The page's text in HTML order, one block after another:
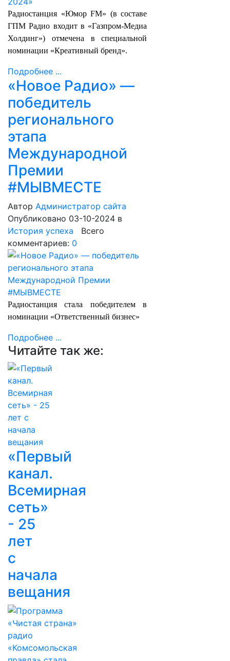
Радиостанция «Юмор FM» (в составе
ГПМ Радио входит в «Газпром-Медиа
Холдинг») отмечена в специальной
номинации «Креативный бренд».
Подробнее ...
«Новое Радио» —
победитель
регионального
этапа
Международной
Премии
#МЫВМЕСТЕ
Автор Администратор сайта
Опубликовано 03-10-2024 в
История успеха Всего
комментариев: 0
Радиостанция стала победителем в
номинации «Ответственный бизнес»
Подробнее ...
Читайте так же:
«Первый
канал.
Всемирная
сеть»
- 25
лет
с
начала
вещания